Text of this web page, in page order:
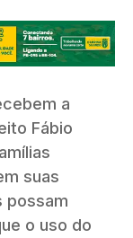
a
Fábio
suas
possam
o uso do